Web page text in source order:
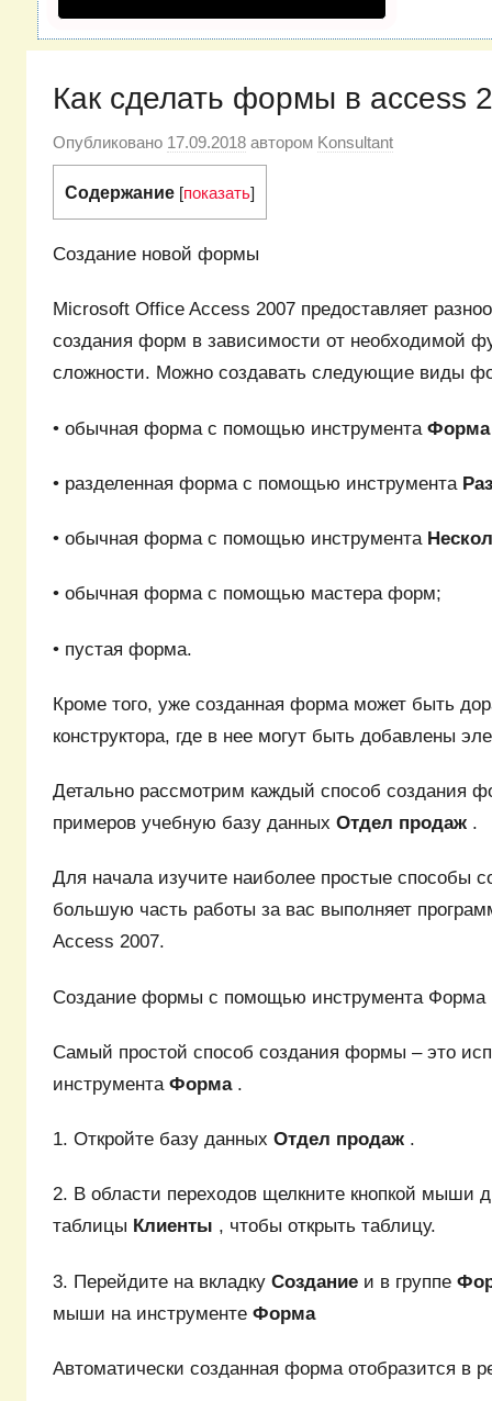
Как сделать формы в access
Опубликовано 17.09.2018 автором Konsultant
Содержание [показать]
Создание новой формы
Microsoft Office Access 2007 предоставляет
создания форм в зависимости от необходимой
сложности. Можно создавать следующие виды
• обычная форма с помощью инструмента
• разделенная форма с помощью инструмента
• обычная форма с помощью инструмента
• обычная форма с помощью мастера форм;
• пустая форма.
Кроме того, уже созданная форма может быть
конструктора, где в нее могут быть добавлены
Детально рассмотрим каждый способ создания
примеров учебную базу данных Отдел продаж .
Для начала изучите наиболее простые способы
большую часть работы за вас выполняет
Access 2007.
Создание формы с помощью инструмента Форма
Самый простой способ создания формы – это
инструмента Форма .
1. Откройте базу данных Отдел продаж .
2. В области переходов щелкните кнопкой мыши
таблицы Клиенты , чтобы открыть таблицу.
3. Перейдите на вкладку Создание и в группе
мыши на инструменте Форма
Автоматически созданная форма отобразится в